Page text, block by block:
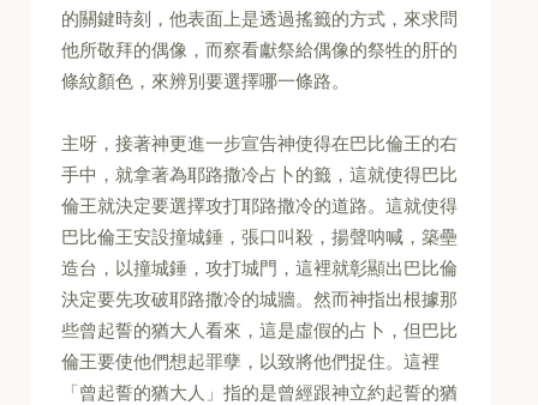
的關鍵時刻，他表面上是透過搖籤的方式，來求問
他所敬拜的偶像，而察看獻祭給偶像的祭牲的肝的
條紋顏色，來辨別要選擇哪一條路。
主呀，接著神更進一步宣告神使得在巴比倫王的右
手中，就拿著為耶路撒冷占卜的籤，這就使得巴比
倫王就決定要選擇攻打耶路撒冷的道路。這就使得
巴比倫王安設撞城錘，張口叫殺，揚聲呐喊，築壘
造台，以撞城錘，攻打城門，這裡就彰顯出巴比倫
決定要先攻破耶路撒冷的城牆。然而神指出根據那
些曾起誓的猶大人看來，這是虛假的占卜，但巴比
倫王要使他們想起罪孽，以致將他們捉住。這裡
「曾起誓的猶大人」指的是曾經跟神立約起誓的猶